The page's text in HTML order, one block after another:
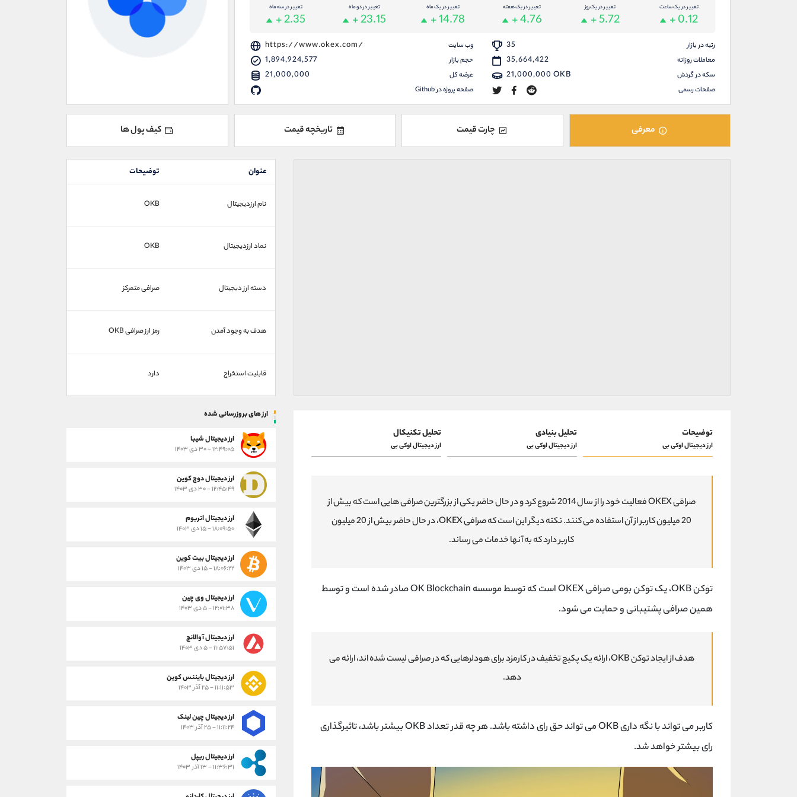
تغییر در یک ساعت
+ 0.12
تغییر در یک روز
+ 5.72
تغییر در یک هفته
+ 4.76
تغییر در یک ماه
+ 14.78
تغییر در دو ماه
+ 23.15
تغییر در سه ماه
+ 2.35
رتبه در بازار 35 وب سایت https://www.okex.com/
معاملات روزانه 35,664,422 حجم بازار 1,894,924,577
سکه در گردش 21,000,000 OKB عرضه کل 21,000,000
صفحات رسمی صفحه پروژه در Github
معرفی چارت قیمت تاریخچه قیمت کیف پول ها
عنوان توضیحات
نام ارزدیجیتال OKB
نماد ارزدیجیتال OKB
دسته ارز دیجیتال صرافی متمرکز
هدف به وجود آمدن رمز ارز صرافی OKB
قابلیت استخراج دارد
توضیحات
ارز دیجیتال اوکی بی
تحلیل بنیادی
ارز دیجیتال اوکی بی
تحلیل تکنیکال
ارز دیجیتال اوکی بی
صرافی OKEX فعالیت خود را از سال 2014 شروع کرد و در حال حاضر یکی از بزرگترین صرافی هایی است که بیش از
20 میلیون کاربر از آن استفاده می کنند. نکته دیگر این است که صرافی OKEX، در حال حاضر بیش از 20 میلیون
کاربر دارد که به آنها خدمات می رساند.
توکن OKB، یک توکن بومی صرافی OKEX است که توسط موسسه OK Blockchain صادر شده است و توسط
همین صرافی پشتیبانی و حمایت می شود.
هدف از ایجاد توکن OKB، ارائه یک پکیج تخفیف در کارمزد برای هودلرهایی که در صرافی لیست شده اند، ارائه می
دهد.
کاربر می تواند با نگه داری OKB می تواند حق رای داشته باشد. هر چه قدر تعداد OKB بیشتر باشد، تاثیرگذاری
رای بیشتر خواهد شد.
ارز های بروزرسانی شده
ارز ديجيتال شیبا
۱۲:۴۹:۰۵ - ۳۰ دی ۱۴۰۳
ارز دیجیتال دوج کوین
۱۲:۴۵:۴۹ - ۳۰ دی ۱۴۰۳
ارز دیجیتال اتریوم
۱۸:۰۹:۵۰ - ۱۵ دی ۱۴۰۳
ارز دیجیتال بیت کوین
۱۸:۰۶:۲۲ - ۱۵ دی ۱۴۰۳
ارز دیجیتال وی چین
۱۲:۰۱:۳۸ - ۵ دی ۱۴۰۳
ارز دیجیتال آوالانچ
۱۱:۵۷:۵۱ - ۵ دی ۱۴۰۳
ارز دیجیتال بایننس کوین
۱۱:۱۱:۵۳ - ۲۵ آذر ۱۴۰۳
ارز دیجیتال چین لینک
۱۱:۱۱:۲۴ - ۲۵ آذر ۱۴۰۳
ارز دیجیتال ریپل
۱۱:۳۶:۳۱ - ۱۳ آذر ۱۴۰۳